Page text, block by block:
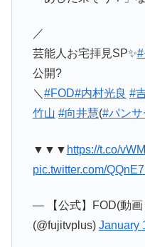
／
芸能人お宅拝見SP✨
公開?
＼ #FOD#内村光良 #
竹山 #向井慧(#パンサ
▼▼▼ https://t.co/
pic.twitter.com/
— 【公式】FOD(動画
(@fujitvplus) January